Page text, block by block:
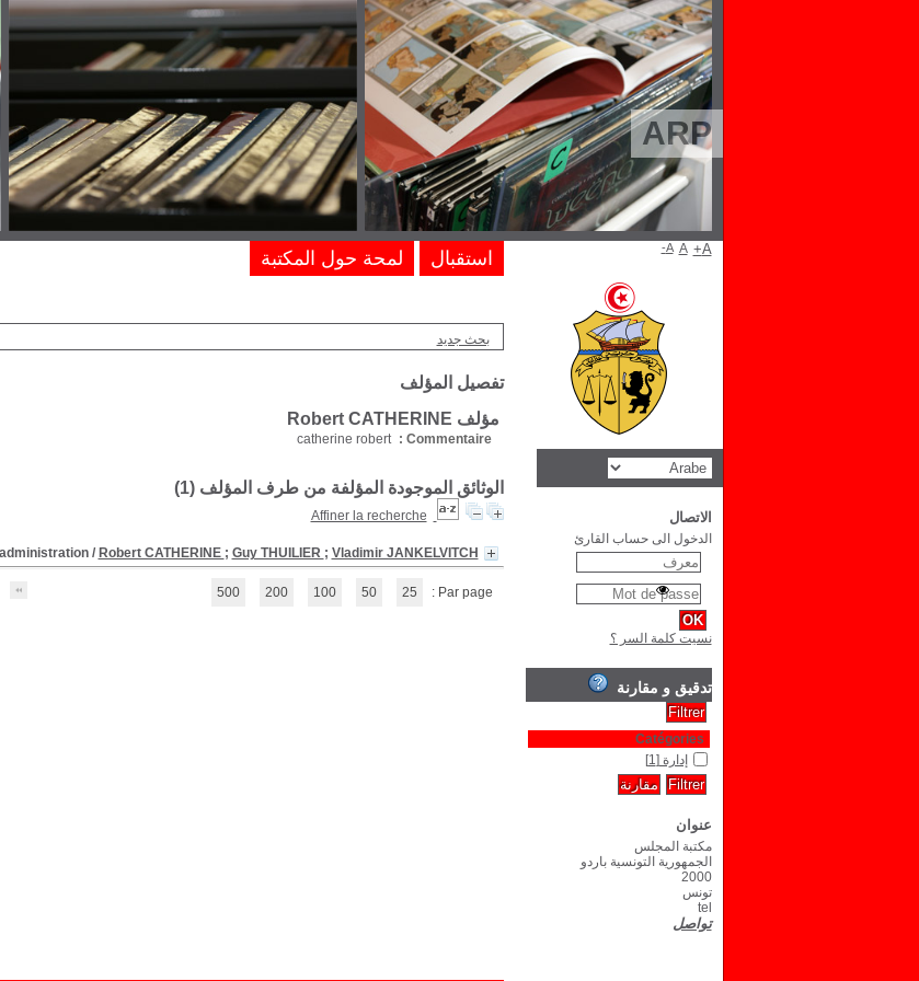
ARP
بحث جديد
تفصيل المؤلف
مؤلف Robert CATHERINE
Commentaire :
catherine robert
الوثائق الموجودة المؤلفة من طرف المؤلف (1
)
Affiner la recherche
/ Robert CATHERINE ; Guy THUILIER ; Vladimir JANKELVITCH
Par page :
25
50
100
200
500
استقبال لمحة حول المكتبة A- A A+
الاتصال
الدخول الى حساب القارئ
نسيت كلمة السر ؟
تدقيق و مقارنة
Catégories
إدارة [1]
عنوان
مكتبة المجلس
الجمهورية التونسية باردو
2000
تونس
tel
تواصل